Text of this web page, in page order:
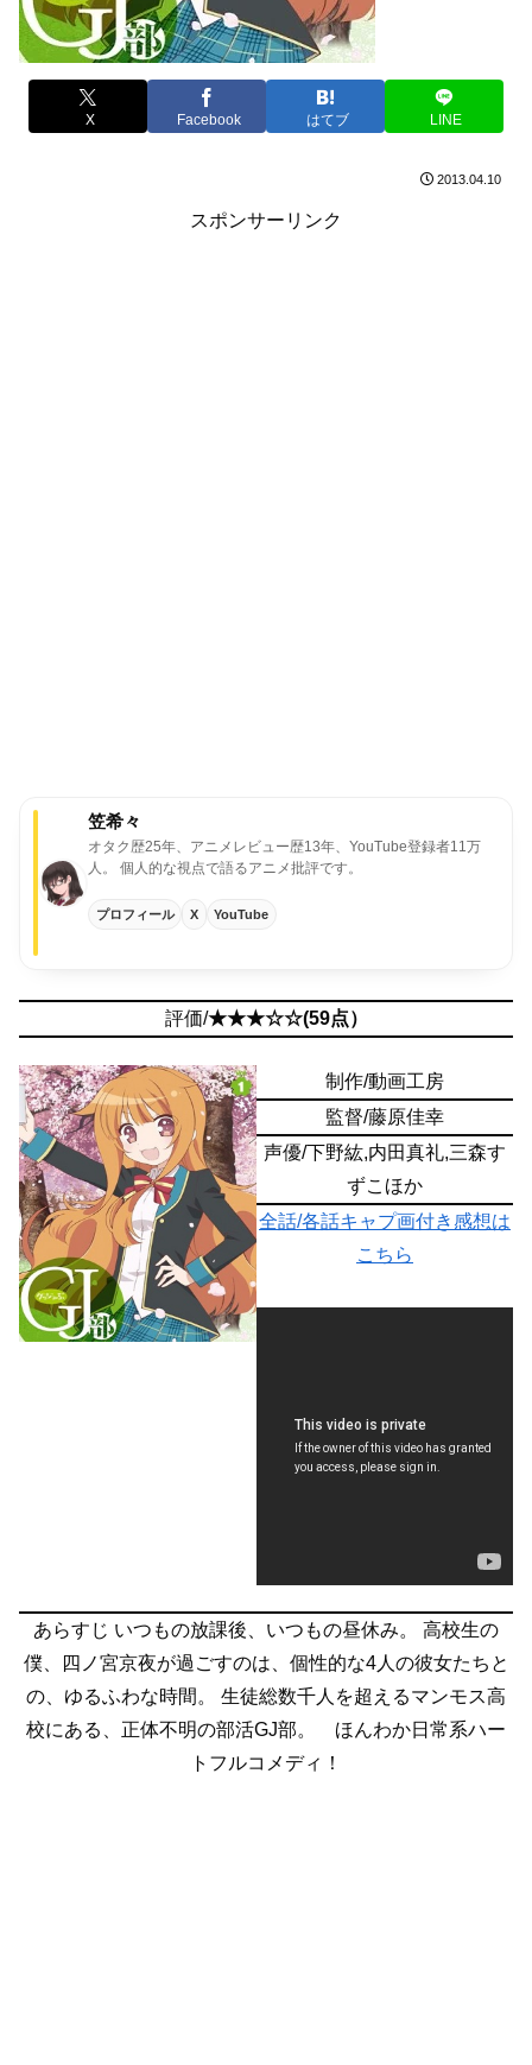
X Facebook はてブ LINE
2013.04.10
スポンサーリンク
笠希々
オタク歴25年、アニメレビュー歴13年、YouTube登録者11万
人。
個人的な視点で語るアニメ批評です。
プロフィール X YouTube
評価/★★★☆☆(59点）
制作/動画工房
監督/藤原佳幸
声優/下野紘,内田真礼,三森す
ずこほか
全話/各話キャプ画付き感想は
こちら
あらすじ いつもの放課後、いつもの昼休み。
高校生の
僕、四ノ宮京夜が過ごすのは、個性的な4人の彼女たちと
の、ゆるふわな時間。
生徒総数千人を超えるマンモス高
校にある、正体不明の部活GJ部。 ほんわか日常系ハー
トフルコメディ！